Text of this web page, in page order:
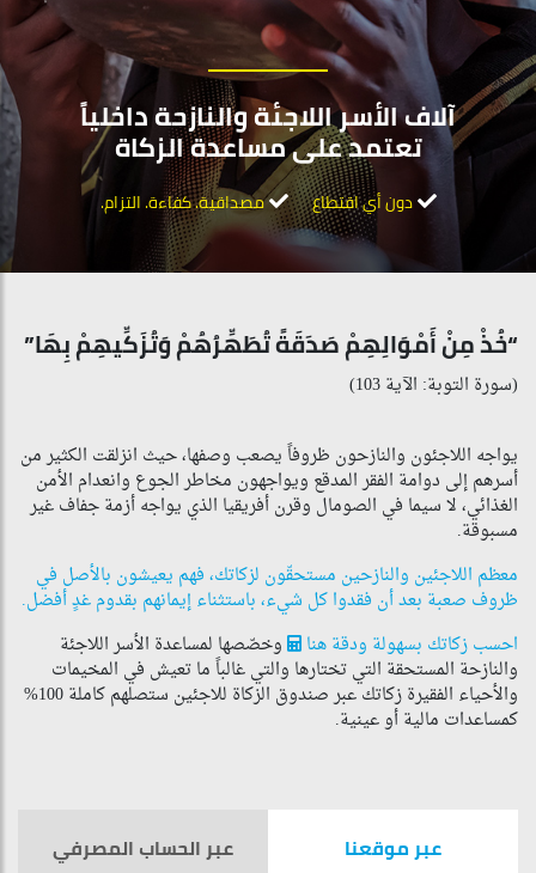
آلاف الأسر اللاجئة والنازحة داخلياً
تعتمد على مساعدة الزكاة
دون أي اقتطاع مصداقية. كفاءة. التزام.
“خُذْ مِنْ أَمْوَالِهِمْ صَدَقَةً تُطَهِّرُهُمْ وَتُزَكِّيهِمْ بِهَا”
(سورة التوبة: الآية 103)
يواجه اللاجئون والنازحون ظروفاً يصعب وصفها، حيث انزلقت الكثير من
أسرهم إلى دوامة الفقر المدقع ويواجهون مخاطر الجوع وانعدام الأمن
الغذائي، لا سيما في الصومال وقرن أفريقيا الذي يواجه أزمة جفاف غير
مسبوقة.
معظم اللاجئين والنازحين مستحقّون لزكاتك، فهم يعيشون بالأصل في
ظروف صعبة بعد أن فقدوا كل شيء، باستثناء إيمانهم بقدوم غدٍ أفضل.
احسب زكاتك بسهولة ودقة هنا
وخصّصها لمساعدة الأسر اللاجئة
والنازحة المستحقة التي تختارها والتي غالباً ما تعيش في المخيمات
والأحياء الفقيرة زكاتك عبر صندوق الزكاة للاجئين ستصلهم كاملة 100%
كمساعدات مالية أو عينية.
عبر موقعنا عبر الحساب المصرفي